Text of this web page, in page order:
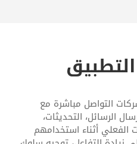
التواصل مباشرة مع
الرسائل، التحديثات،
الفعلي أثناء استخدامهم